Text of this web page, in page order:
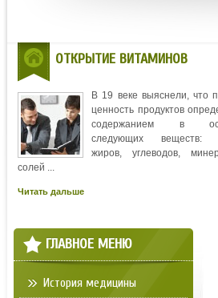
ОТКРЫТИЕ ВИТАМИНОВ
В 19 веке выяснели, что
ценность продуктов
содержанием в
следующих веществ:
жиров, углеводов,
солей ...
Читать дальше
ГЛАВНОЕ МЕНЮ
История медицины